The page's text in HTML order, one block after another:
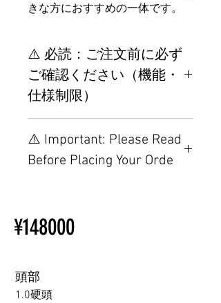
きな方におすすめの一体です。
⚠️ 必読：ご注文前に必ず
ご確認ください（機能・
仕様制限）
置制限について
その他の配置はTPEに関連し
ラブドール購入前に知ってお
⚠️ Important: Please Read
Before Placing Your Orde
Ordering
Other configurations are related
Beginner’s Purchase Guide
¥148000
頭部
1.0硬頭